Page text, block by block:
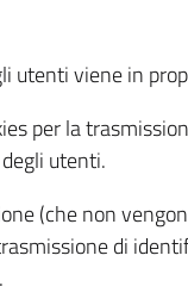
utenti viene in
per la
utenti.
(che non
di